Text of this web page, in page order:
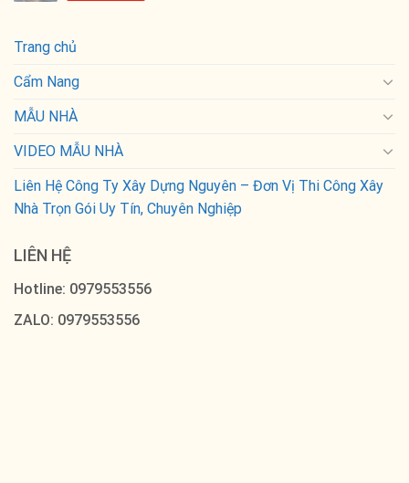
Trang chủ
Cẩm Nang
MẪU NHÀ
VIDEO MẪU NHÀ
Liên Hệ Công Ty Xây Dựng Nguyên – Đơn Vị Thi Công Xây
Nhà Trọn Gói Uy Tín, Chuyên Nghiệp
LIÊN HỆ
Hotline: 0979553556
ZALO: 0979553556